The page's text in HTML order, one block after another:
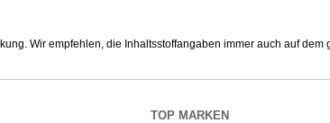
Wir empfehlen, die Inhaltsstoffangaben immer auch auf dem
TOP MARKEN